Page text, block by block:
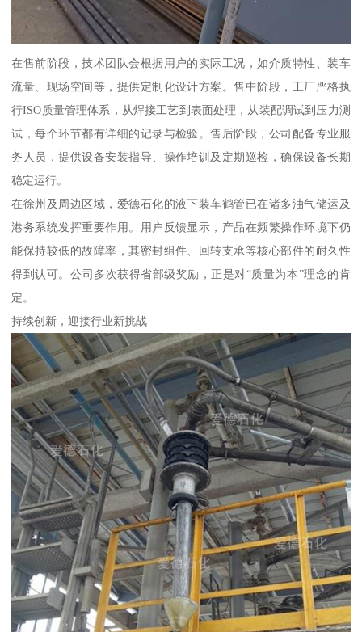
在售前阶段，技术团队会根据用户的实际工况，如介质特性、装车
流量、现场空间等，提供定制化设计方案。售中阶段，工厂严格执
行ISO质量管理体系，从焊接工艺到表面处理，从装配调试到压力测
试，每个环节都有详细的记录与检验。售后阶段，公司配备专业服
务人员，提供设备安装指导、操作培训及定期巡检，确保设备长期
稳定运行。
在徐州及周边区域，爱德石化的液下装车鹤管已在诸多油气储运及
港务系统发挥重要作用。用户反馈显示，产品在频繁操作环境下仍
能保持较低的故障率，其密封组件、回转支承等核心部件的耐久性
得到认可。公司多次获得省部级奖励，正是对“质量为本”理念的肯
定。
持续创新，迎接行业新挑战